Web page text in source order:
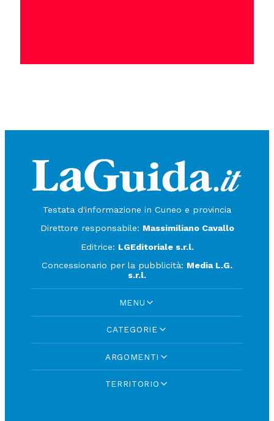
Testata d'informazione in Cuneo e provincia
Direttore responsabile: Massimiliano Cavallo
Editrice: LGEditoriale s.r.l.
Concessionario per la pubblicità: Media L.G.
s.r.l.
MENU
CATEGORIE
ARGOMENTI
TERRITORIO